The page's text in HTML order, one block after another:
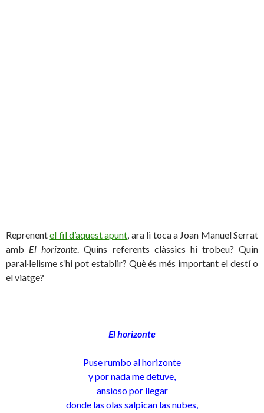
Reprenentel fil d’aquest apunt, ara li toca a Joan Manuel Serrat
amb El horizonte. Quins referents clàssics hi trobeu? Quin
paral·lelisme s’hi pot establir? Què és més important el destí o
el viatge?
El horizonte
Puse rumbo al horizonte
y por nada me detuve,
ansioso por llegar
donde las olas salpican las nubes,